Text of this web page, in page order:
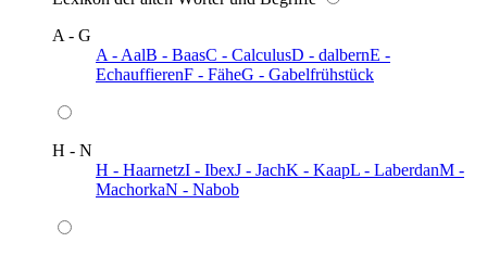
A - G
A - AalB - BaasC - CalculusD - dalbernE -
EchauffierenF - FäheG - Gabelfrühstück
H - N
H - HaarnetzI - IbexJ - JachK - KaapL - LaberdanM -
MachorkaN - Nabob